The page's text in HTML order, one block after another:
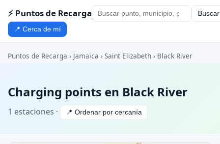
⚡ Puntos de Recarga Buscar
📍 Cerca de mí
Puntos de Recarga › Jamaica › Saint Elizabeth › Black River
Charging points en Black River
1 estaciones · 📍 Ordenar por cercanía